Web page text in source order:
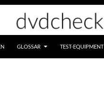
GLOSSAR TEST-EQUIPMENT